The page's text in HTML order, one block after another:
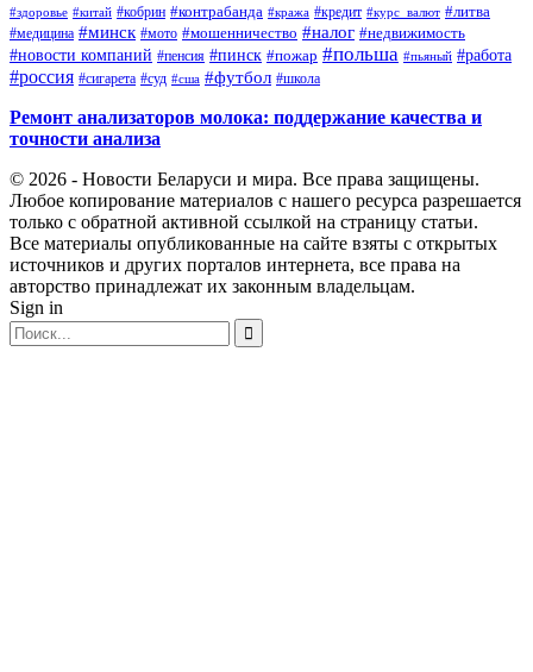
#здоровье #китай #кобрин #контрабанда #кража #кредит #курс_валют #литва
#медицина #минск #мото #мошенничество #налог #недвижимость
#новости компаний #пенсия #пинск #пожар #польша #пьяный #работа
#россия #сигарета #суд #сша #футбол #школа
Ремонт анализаторов молока: поддержание качества и
точности анализа
© 2026 - Новости Беларуси и мира. Все права защищены.
Любое копирование материалов с нашего ресурса разрешается
только с обратной активной ссылкой на страницу статьи.
Все материалы опубликованные на сайте взяты с открытых
источников и других порталов интернета, все права на
авторство принадлежат их законным владельцам.
Sign in